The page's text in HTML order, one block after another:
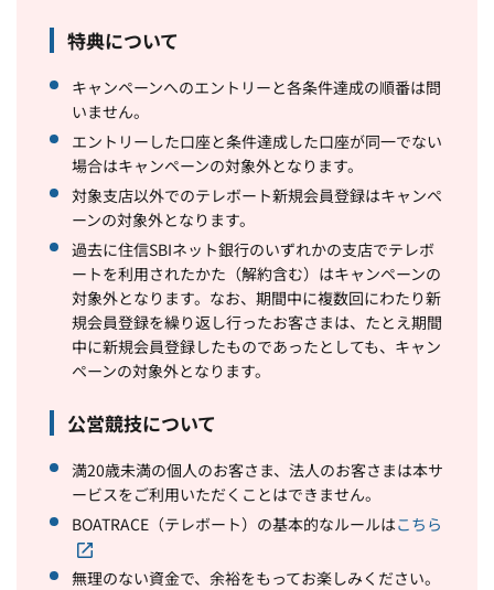
特典について
キャンペーンへのエントリーと各条件達成の順番は問
いません。
エントリーした口座と条件達成した口座が同一でない
場合はキャンペーンの対象外となります。
対象支店以外でのテレボート新規会員登録はキャンペ
ーンの対象外となります。
過去に住信SBIネット銀行のいずれかの支店でテレボ
ートを利用されたかた（解約含む）はキャンペーンの
対象外となります。なお、期間中に複数回にわたり新
規会員登録を繰り返し行ったお客さまは、たとえ期間
中に新規会員登録したものであったとしても、キャン
ペーンの対象外となります。
公営競技について
満20歳未満の個人のお客さま、法人のお客さまは本サ
ービスをご利用いただくことはできません。
BOATRACE（テレボート）の基本的なルールはこちら
無理のない資金で、余裕をもってお楽しみください。